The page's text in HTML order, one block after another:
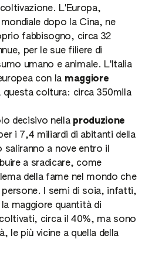
L'Europa,
dopo la Cina, ne
fabbisogno, circa 32
per le sue filiere di
umano e animale. L'Italia
con la maggiore
coltura: circa 350mila
decisivo nella produzione
i 7,4 miliardi di abitanti della
a nove entro il
a sradicare, come
della fame nel mondo che
persone. I semi di soia, infatti,
maggiore quantità di
circa il 40%, ma sono
le più vicine a quella della